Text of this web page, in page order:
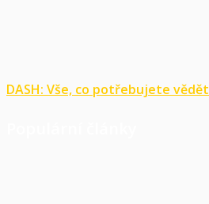
DASH: Vše, co potřebujete vědět